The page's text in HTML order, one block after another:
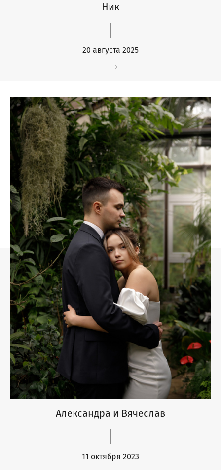
Ник
20 августа 2025
Александра и Вячеслав
11 октября 2023